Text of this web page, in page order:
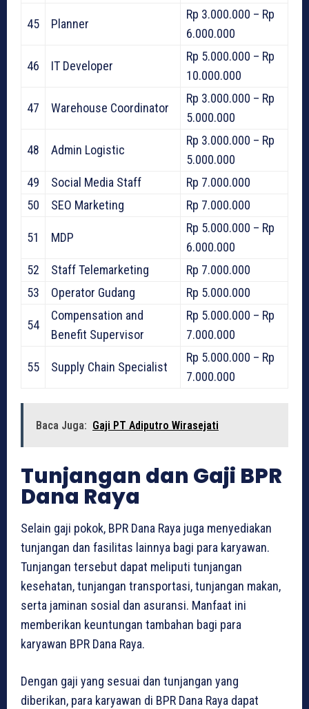
45 Planner
Rp 3.000.000 – Rp
6.000.000
46 IT Developer
Rp 5.000.000 – Rp
10.000.000
47 Warehouse Coordinator
Rp 3.000.000 – Rp
5.000.000
48 Admin Logistic
Rp 3.000.000 – Rp
5.000.000
49
Social Media Staff
Rp 7.000.000
50
SEO Marketing Rp 7.000.000
51 MDP
Rp 5.000.000 – Rp
6.000.000
52
Staff Telemarketing
Rp 7.000.000
53
Operator Gudang Rp 5.000.000
54
Compensation and
Benefit Supervisor
Rp 5.000.000 – Rp
7.000.000
55 Supply Chain Specialist
Rp 5.000.000 – Rp
7.000.000
Baca Juga: Gaji PT Adiputro Wirasejati
Tunjangan dan Gaji BPR
Dana Raya
Selain gaji pokok, BPR Dana Raya juga menyediakan
tunjangan dan fasilitas lainnya bagi para karyawan.
Tunjangan tersebut dapat meliputi tunjangan
kesehatan, tunjangan transportasi, tunjangan makan,
serta jaminan sosial dan asuransi. Manfaat ini
memberikan keuntungan tambahan bagi para
karyawan BPR Dana Raya.
Dengan gaji yang sesuai dan tunjangan yang
diberikan, para karyawan di BPR Dana Raya dapat